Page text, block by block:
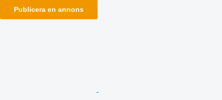
Publicera en annons